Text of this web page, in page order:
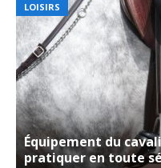
LOISIRS
Équipement du
pratiquer en toute